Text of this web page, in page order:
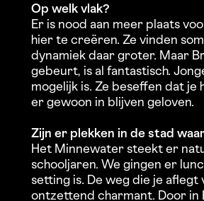
Op welk vlak?
Er is nood aan meer plaats
hier te creëren. Ze vinden
dynamiek daar groter. Maar
gebeurt, is al fantastisch.
mogelijk is. Ze beseffen dat
er gewoon in blijven geloven.
Zijn er plekken in de stad
Het Minnewater steekt er
schooljaren. We gingen er
setting is. De weg die je aflegt
ontzettend charmant. Door in